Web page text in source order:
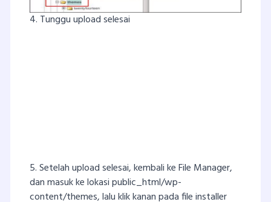
4. Tunggu upload selesai
5. Setelah upload selesai, kembali ke File Manager,
dan masuk ke lokasi public_html/wp-
content/themes, lalu klik kanan pada file installer